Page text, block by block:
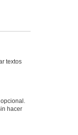
textos
hacer